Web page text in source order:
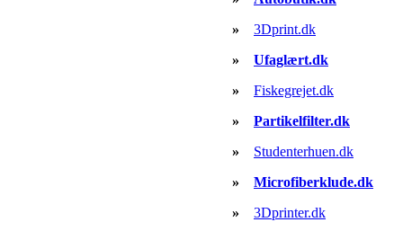
»
3Dprint.dk
»
Ufaglært.dk
»
Fiskegrejet.dk
»
Partikelfilter.dk
»
Studenterhuen.dk
»
Microfiberklude.dk
»
3Dprinter.dk